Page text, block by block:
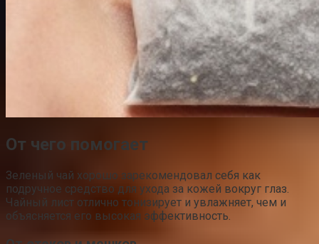
От чего помогает
Зеленый чай хорошо зарекомендовал себя как
подручное средство для ухода за кожей вокруг глаз.
Чайный лист отлично тонизирует и увлажняет, чем и
объясняется его высокая эффективность.